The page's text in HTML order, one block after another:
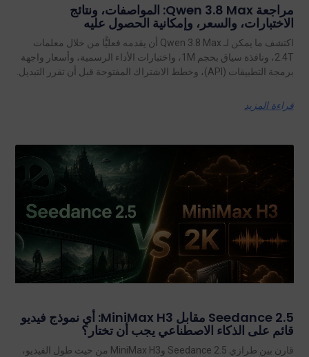
مراجعة Qwen 3.8 Max: المواصفات، ونتائج
الاختبارات، والسعر، وإمكانية الحصول عليه
اكتشف ما يمكن لـ Qwen 3.8 Max أن يقدمه فعليًّا من خلال معلمات
2.4T، ونافذة سياق بحجم 1M، واختبارات الأداء الرسمية، وأسعار واجهة
برمجة التطبيقات (API)، وخطط الاشتراك المفتوحة قبل أن تقرر التبديل.
قراءة المزيد
Seedance 2.5 مقابل MiniMax H3: أي نموذج فيديو
قائم على الذكاء الاصطناعي يجب أن تختار؟
قارن بين طرازي Seedance 2.5 وMiniMax H3 من حيث طول الفيديو،